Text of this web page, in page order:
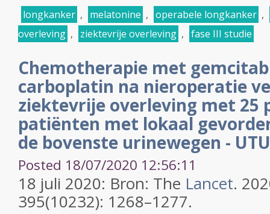
longkanker , melatonine , operabele longkanker ,
overleving , ziektevrije overleving , fase III studie
Chemotherapie met
carboplatin na nieroperatie
ziektevrije overleving met 25
patiënten met lokaal
de bovenste urinewegen -
Posted 18/07/2020 12:56:11
18 juli 2020: Bron: The Lancet.
395(10232): 1268–1277.